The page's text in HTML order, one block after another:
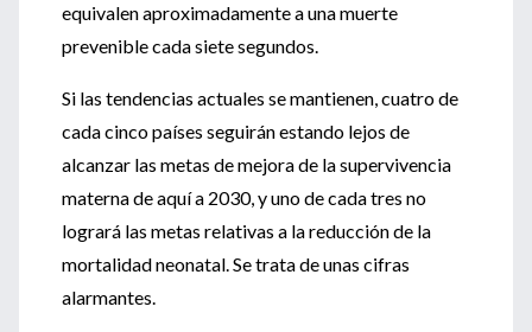
equivalen aproximadamente a una muerte
prevenible cada siete segundos.
Si las tendencias actuales se mantienen, cuatro de
cada cinco países seguirán estando lejos de
alcanzar las metas de mejora de la supervivencia
materna de aquí a 2030, y uno de cada tres no
logrará las metas relativas a la reducción de la
mortalidad neonatal. Se trata de unas cifras
alarmantes.